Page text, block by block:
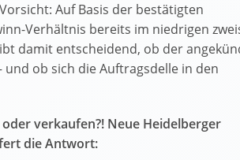
Auf Basis der bestätigten
Verhältnis bereits im niedrigen
damit entscheidend, ob der
ob sich die Auftragsdelle in den
verkaufen?! Neue Heidelberger
die Antwort: